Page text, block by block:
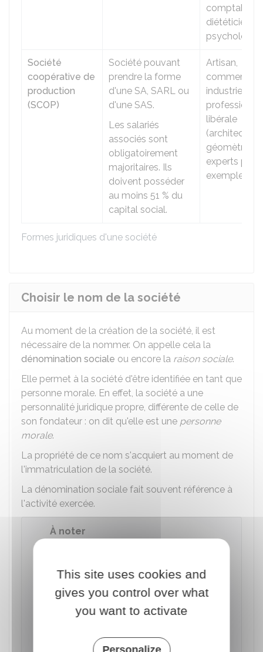
Formes juridiques d'une société
comptables,
diététiciens,
Société
coopérative de
production
(SCOP)
Société pouvant
prendre la forme
d'une SA, SARL ou
d'une SAS.
Les salariés
associés sont
obligatoirement
majoritaires. Ils
doivent posséder
au moins 51 % du
capital social.
Artisan,
industriel,
profession
libérale
(architectes,
géomètres-
experts par
exemple)
Choisir le nom de la société
Au moment de la création de la société, il est
nécessaire de la nommer. On appelle cela la
dénomination sociale ou encore la raison sociale.
Elle permet à la société d'être identifiée en tant que
personne morale. En effet, la société a une
personnalité juridique propre, différente de celle de
son fondateur : on dit qu'elle est une personne
morale.
La propriété de ce nom s'acquiert au moment de
l'immatriculation de la société.
La dénomination sociale fait souvent référence à
l'activité exercée.
À noter
Il ne faut pas confondre la dénomination
l'enseigne. La dénomination identifie la
société en tant que personne morale, tandis
que le nom commercial désigne l'activité
exploitée, et l'enseigne commerciale
d'exploitation. Dans la pratique, la
This site uses cookies and
gives you control over what
you want to activate
Personalize